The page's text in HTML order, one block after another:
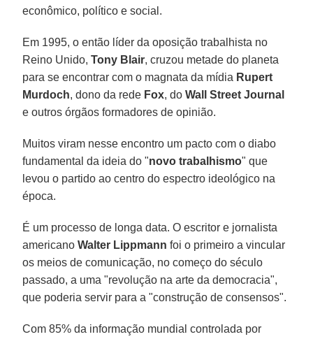
econômico, político e social.
Em 1995, o então líder da oposição trabalhista no
Reino Unido,Tony Blair, cruzou metade do planeta
para se encontrar com o magnata da mídia Rupert
Murdoch, dono da rede Fox, doWall Street Journal
e outros órgãos formadores de opinião.
Muitos viram nesse encontro um pacto com o diabo
fundamental da ideia do "novo trabalhismo" que
levou o partido ao centro do espectro ideológico na
época.
É um processo de longa data. O escritor e jornalista
americanoWalter Lippmann foi o primeiro a vincular
os meios de comunicação, no começo do século
passado, a uma "revolução na arte da democracia",
que poderia servir para a "construção de consensos".
Com 85% da informação mundial controlada por